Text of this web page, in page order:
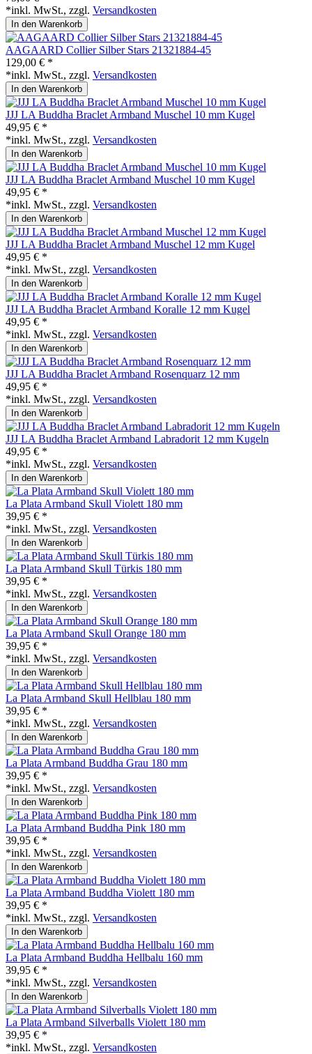
*inkl. MwSt., zzgl. Versandkosten
In den Warenkorb
AAGAARD Collier Silber Stars 21321884-45
129,00 € *
*inkl. MwSt., zzgl. Versandkosten
In den Warenkorb
JJJ LA Buddha Braclet Armband Muschel 10 mm Kugel
49,95 € *
*inkl. MwSt., zzgl. Versandkosten
In den Warenkorb
JJJ LA Buddha Braclet Armband Muschel 10 mm Kugel
49,95 € *
*inkl. MwSt., zzgl. Versandkosten
In den Warenkorb
JJJ LA Buddha Braclet Armband Muschel 12 mm Kugel
49,95 € *
*inkl. MwSt., zzgl. Versandkosten
In den Warenkorb
JJJ LA Buddha Braclet Armband Koralle 12 mm Kugel
49,95 € *
*inkl. MwSt., zzgl. Versandkosten
In den Warenkorb
JJJ LA Buddha Braclet Armband Rosenquarz 12 mm
49,95 € *
*inkl. MwSt., zzgl. Versandkosten
In den Warenkorb
JJJ LA Buddha Braclet Armband Labradorit 12 mm Kugeln
49,95 € *
*inkl. MwSt., zzgl. Versandkosten
In den Warenkorb
La Plata Armband Skull Violett 180 mm
39,95 € *
*inkl. MwSt., zzgl. Versandkosten
In den Warenkorb
La Plata Armband Skull Türkis 180 mm
39,95 € *
*inkl. MwSt., zzgl. Versandkosten
In den Warenkorb
La Plata Armband Skull Orange 180 mm
39,95 € *
*inkl. MwSt., zzgl. Versandkosten
In den Warenkorb
La Plata Armband Skull Hellblau 180 mm
39,95 € *
*inkl. MwSt., zzgl. Versandkosten
In den Warenkorb
La Plata Armband Buddha Grau 180 mm
39,95 € *
*inkl. MwSt., zzgl. Versandkosten
In den Warenkorb
La Plata Armband Buddha Pink 180 mm
39,95 € *
*inkl. MwSt., zzgl. Versandkosten
In den Warenkorb
La Plata Armband Buddha Violett 180 mm
39,95 € *
*inkl. MwSt., zzgl. Versandkosten
In den Warenkorb
La Plata Armband Buddha Hellbalu 160 mm
39,95 € *
*inkl. MwSt., zzgl. Versandkosten
In den Warenkorb
La Plata Armband Silverballs Violett 180 mm
39,95 € *
*inkl. MwSt., zzgl. Versandkosten